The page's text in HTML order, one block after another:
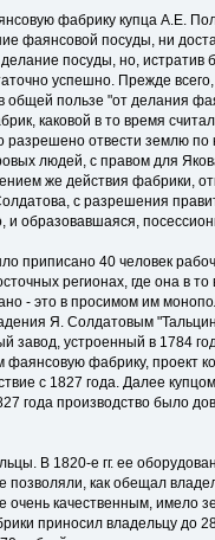
фаб­рику купца А.Е.
фаянсовой посуды, ни
дела­ние посуды, но,
успешно. Прежде
об­щей пользе "от делания
каковой в то время
отвести землю по
людей, с правом для
же действия фабрики,
с разрешения
образовавшаяся,
приписано 40 человек
регионах, где она в
- это в просимом им
Я. Солдатовым
устро­енный в 1784
фабрику, проект
с 1827 года. Далее
года произ­водство было
В 1820-е гг. ее
как обещал
ка­чественным, имело
приносил владельцу